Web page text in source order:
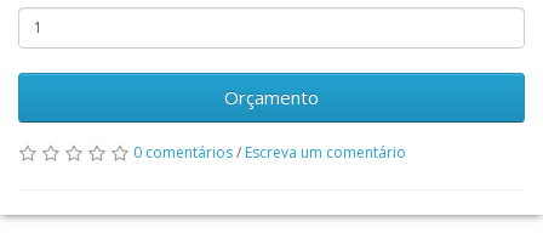
Orçamento
0 comentários/ Escreva um comentário